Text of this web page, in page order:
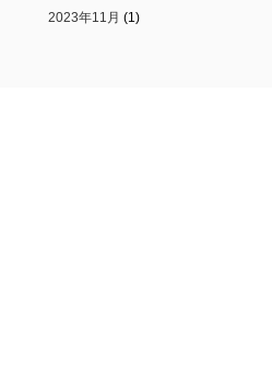
2023年11月 (1)